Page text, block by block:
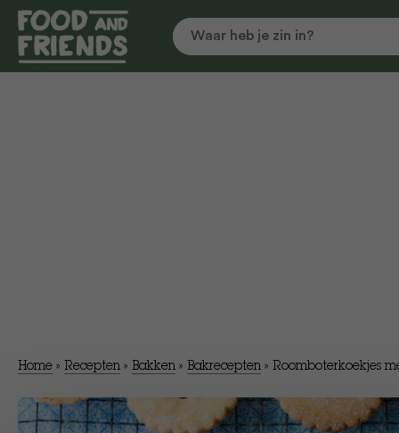
Home » Recepten » Bakken » Bakrecepten » Roomboterkoekjes